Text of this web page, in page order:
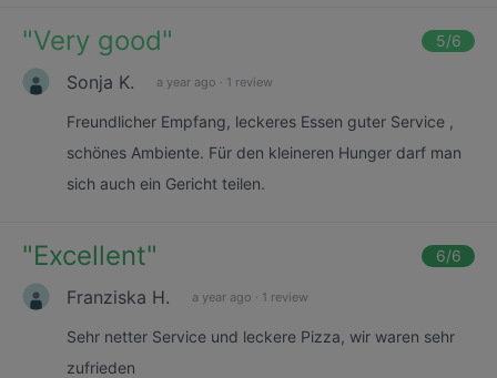
"Very good" 5/6
Sonja K. a year ago · 1 review
Freundlicher Empfang, leckeres Essen guter Service ,
schönes Ambiente. Für den kleineren Hunger darf man
sich auch ein Gericht teilen.
"Excellent" 6/6
Franziska H. a year ago · 1 review
Sehr netter Service und leckere Pizza, wir waren sehr
zufrieden